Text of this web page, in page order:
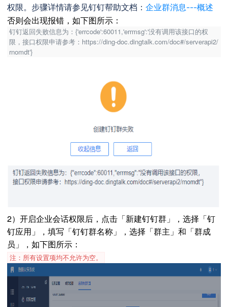
权限。步骤详情请参见钉钉帮助文档： 企业群消息---概述
否则会出现报错，如下图所示：
钉钉返回失败信息为：{'errcode':60011,'errmsg':'没有调用该接口的权
限，接口权限申请参考：https://ding-doc.dingtalk.com/doc#/serverapi2/
rnomdt'}
2）开启企业会话权限后，点击「新建钉钉群」，选择「钉
钉应用」，填写「钉钉群名称」，选择「群主」和「群成
员」，如下图所示：
注：所有设置项均不允许为空。